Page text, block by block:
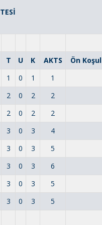
T U K AKTS
Ön Koşul
1 0 1
1
2 0 2
2
2 0 2
2
3 0 3
4
3 0 3
5
3 0 3
6
3 0 3
5
3 0 3 5